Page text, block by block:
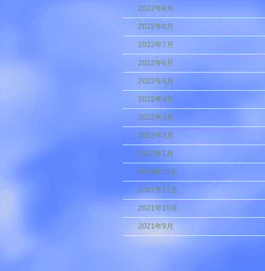
2022年9月
2022年8月
2022年7月
2022年6月
2022年5月
2022年4月
2022年3月
2022年2月
2022年1月
2021年12月
2021年11月
2021年10月
2021年9月